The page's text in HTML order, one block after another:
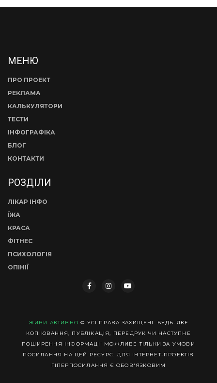
МЕНЮ
ПРО ПРОЕКТ
РЕКЛАМА
КАЛЬКУЛЯТОРИ
ТЕСТИ
ІНФОГРАФІКА
БЛОГ
КОНТАКТИ
РОЗДІЛИ
ЛІКАР ІНФО
ЇЖА
КРАСА
ФІТНЕС
ПСИХОЛОГІЯ
ОПІНІЇ
ЖИВИ АКТИВНО © УСІ ПРАВА ЗАХИЩЕНІ. БУДЬ-ЯКЕ
КОПІЮВАННЯ, ПУБЛІКАЦІЯ, ПЕРЕДРУК ЧИ НАСТУПНЕ
ПОШИРЕННЯ ІНФОРМАЦІЇ МОЖЛИВЕ ТІЛЬКИ ЗА УМОВИ
ПОСИЛАННЯ НА ЦЕЙ РЕСУРС. ДЛЯ ІНТЕРНЕТ-ПРОЕКТІВ
ГІПЕРПОСИЛАННЯ Є ОБОВ'ЯЗКОВИМ